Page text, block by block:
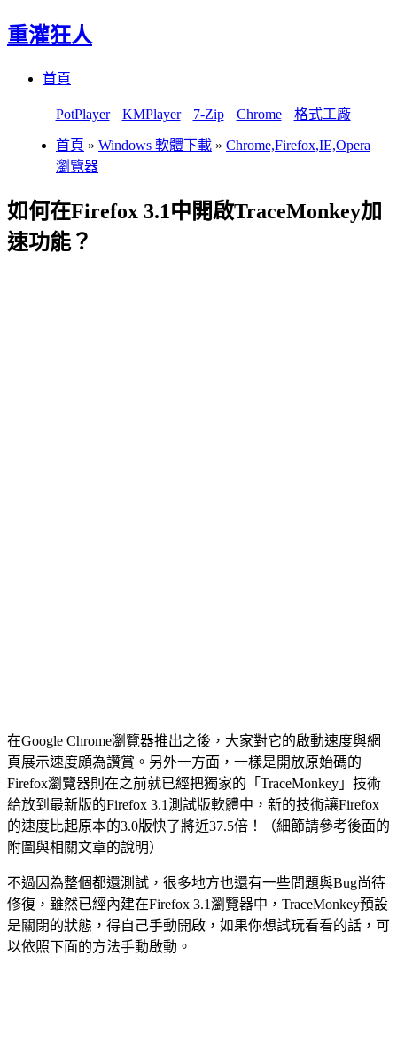
重灌狂人
首頁
PotPlayer KMPlayer 7-Zip Chrome 格式工廠
首頁 » Windows 軟體下載 » Chrome,Firefox,IE,Opera
瀏覽器
如何在Firefox 3.1中開啟TraceMonkey加
速功能？
在Google Chrome瀏覽器推出之後，大家對它的啟動速度與網
頁展示速度頗為讚賞。另外一方面，一樣是開放原始碼的
Firefox瀏覽器則在之前就已經把獨家的「TraceMonkey」技術
給放到最新版的Firefox 3.1測試版軟體中，新的技術讓Firefox
的速度比起原本的3.0版快了將近37.5倍！（細節請參考後面的
附圖與相關文章的說明）
不過因為整個都還測試，很多地方也還有一些問題與Bug尚待
修復，雖然已經內建在Firefox 3.1瀏覽器中，TraceMonkey預設
是關閉的狀態，得自己手動開啟，如果你想試玩看看的話，可
以依照下面的方法手動啟動。